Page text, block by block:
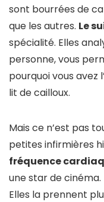
sont bourrées de
que les autres. Le
spécialité. Elles
personne, vous
pourquoi vous avez
lit de cailloux.
Mais ce n’est pas
petites infirmières
fréquence
une star de cinéma.
Elles la prennent